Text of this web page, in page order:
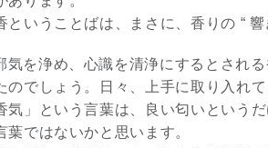
ということばは、まさに、香りの “
気を浄め、心識を清浄にするとされ
のでしょう。日々、上手に取り入れ
気」という言葉は、良い匂いという
葉ではないかと思います。